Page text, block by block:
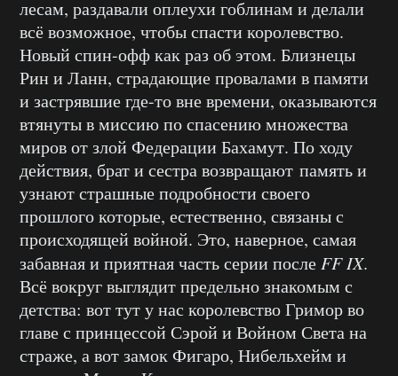
лесам, раздавали оплеухи гоблинам и делали
всё возможное, чтобы спасти королевство.
Новый спин-офф как раз об этом. Близнецы
Рин и Ланн, страдающие провалами в памяти
и застрявшие где-то вне времени, оказываются
втянуты в миссию по спасению множества
миров от злой Федерации Бахамут. По ходу
действия, брат и сестра возвращают память и
узнают страшные подробности своего
прошлого которые, естественно, связаны с
происходящей войной. Это, наверное, самая
забавная и приятная часть серии после FF IX.
Всё вокруг выглядит предельно знакомым с
детства: вот тут у нас королевство Гримор во
главе с принцессой Сэрой и Войном Света на
страже, а вот замок Фигаро, Нибельхейм и